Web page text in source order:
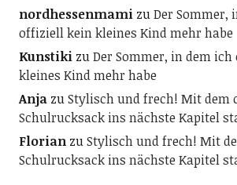
nordhessenmamizuDer Sommer,
offiziell kein kleines Kind mehr habe
KunstikizuDer Sommer, in dem
kleines Kind mehr habe
AnjazuStylisch und frech! Mit dem
Schulrucksack ins nächste Kapitel
FlorianzuStylisch und frech! Mit
Schulrucksack ins nächste Kapitel